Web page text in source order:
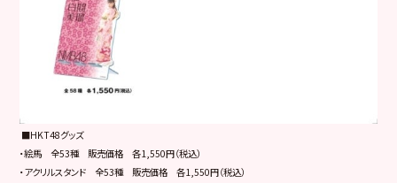
■HKT48グッズ
・絵馬 全53種 販売価格 各1,550円（税込）
・アクリルスタンド 全53種 販売価格 各1,550円（税込）